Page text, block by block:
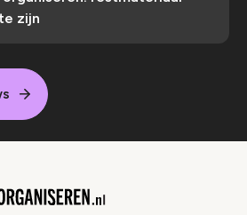
zijn